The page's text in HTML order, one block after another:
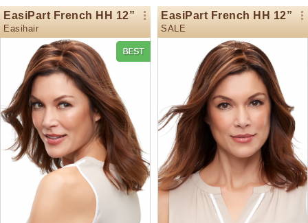
EasiPart French HH 12”
Easihair
EasiPart French HH 12”
SALE